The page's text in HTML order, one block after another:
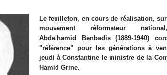
Le feuilleton, en cours de réalisation,
mouvement réformateur
Abdelhamid Benbadis (1889-1940)
"référence" pour les générations à
jeudi à Constantine le ministre de la
Hamid Grine.